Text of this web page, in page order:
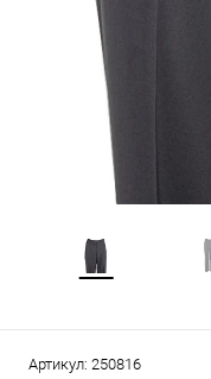
Артикул: 250816